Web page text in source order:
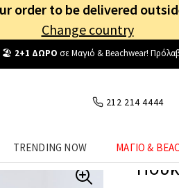
order to be delivered
Change country
από25€! Συνδέσου κι
212 214 4444
TRENDING NOW ΜΑΓΙΟ &